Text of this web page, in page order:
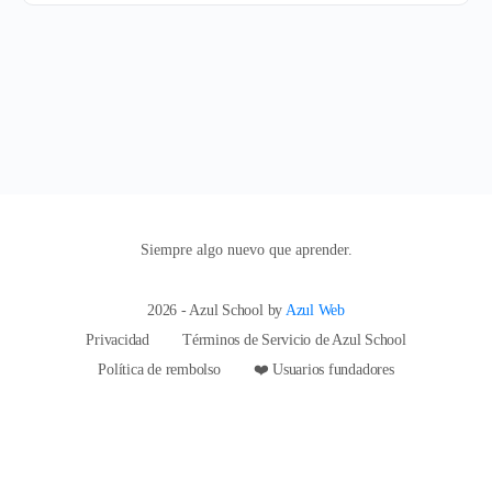
Siempre algo nuevo que aprender.
2026 - Azul School by Azul Web
Privacidad
Términos de Servicio de Azul School
Política de rembolso
❤️ Usuarios fundadores